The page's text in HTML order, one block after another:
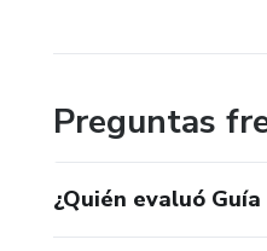
Preguntas
¿Quién evaluó